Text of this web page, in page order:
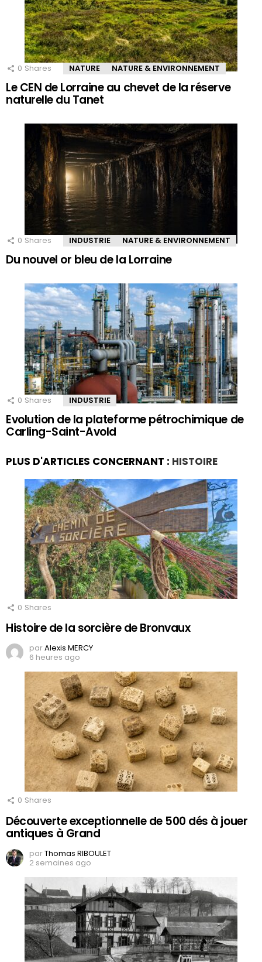
0 Shares NATURE NATURE & ENVIRONNEMENT
Le CEN de Lorraine au chevet de la réserve
naturelle du Tanet
0 Shares INDUSTRIE NATURE & ENVIRONNEMENT
Du nouvel or bleu de la Lorraine
0 Shares INDUSTRIE
Evolution de la plateforme pétrochimique de
Carling-Saint-Avold
PLUS D'ARTICLES CONCERNANT : HISTOIRE
0 Shares
Histoire de la sorcière de Bronvaux
parAlexis MERCY
6 heures ago
0 Shares
Découverte exceptionnelle de 500 dés à jouer
antiques à Grand
parThomas RIBOULET
2 semaines ago